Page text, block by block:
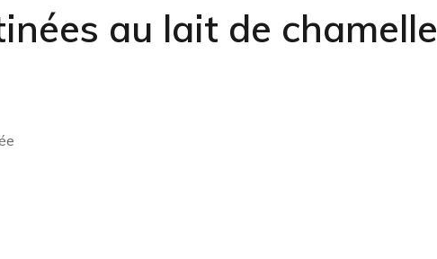
au lait de chamelle